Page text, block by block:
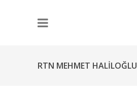
RTN MEHMET HALİLOĞLU